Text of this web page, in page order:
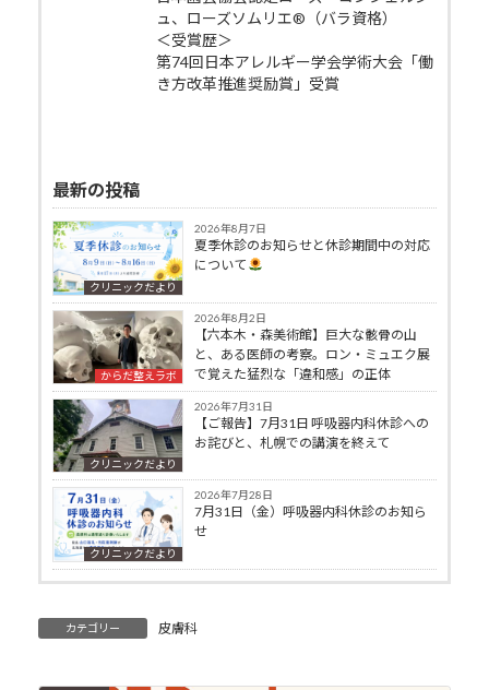
ュ、ローズソムリエ®（バラ資格）
＜受賞歴＞
第74回日本アレルギー学会学術大会「働
き方改革推進奨励賞」受賞
最新の投稿
クリニックだより
2026年8月7日
夏季休診のお知らせと休診期間中の対応
について
からだ整えラボ
2026年8月2日
【六本木・森美術館】巨大な骸骨の山
と、ある医師の考察。ロン・ミュエク展
で覚えた猛烈な「違和感」の正体
クリニックだより
2026年7月31日
【ご報告】7月31日 呼吸器内科休診への
お詫びと、札幌での講演を終えて
クリニックだより
2026年7月28日
7月31日（金）呼吸器内科休診のお知ら
せ
カテゴリー 皮膚科